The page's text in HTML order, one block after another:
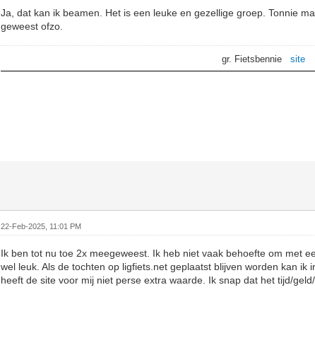
Ja, dat kan ik beamen. Het is een leuke en gezellige groep. Tonnie
geweest ofzo.
gr. Fietsbenniesite
22-Feb-2025, 11:01 PM
Ik ben tot nu toe 2x meegeweest. Ik heb niet vaak behoefte om met
wel leuk. Als de tochten op ligfiets.net geplaatst blijven worden kan ik
heeft de site voor mij niet perse extra waarde. Ik snap dat het tijd/